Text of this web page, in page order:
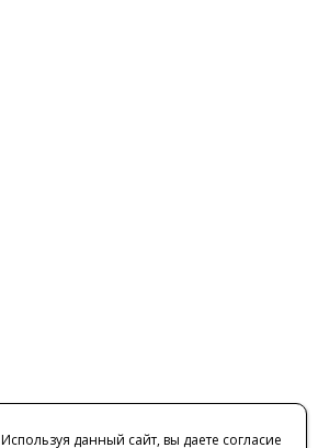
Используя данный сайт, вы даете согласие